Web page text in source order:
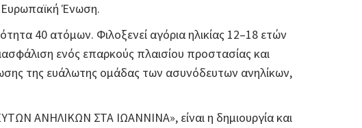
Ευρωπαϊκή Ένωση.
40 ατόμων. Φιλοξενεί αγόρια ηλικίας 12–18 ετών
ενός επαρκούς πλαισίου προστασίας και
της ευάλωτης ομάδας των ασυνόδευτων ανηλίκων,
ΑΝΗΛΙΚΩΝ ΣΤΑ ΙΩΑΝΝΙΝΑ», είναι η δημιουργία και